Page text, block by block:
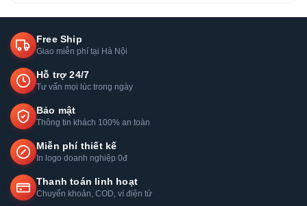
Free Ship
Giao miễn phí tại Hà Nội
Hỗ trợ 24/7
Tư vấn mọi lúc trong ngày
Bảo mật
Thông tin khách 100% an toàn
Miễn phí thiết kế
In logo doanh nghiệp 0đ
Thanh toán linh hoạt
Chuyển khoản, COD, ví điện tử